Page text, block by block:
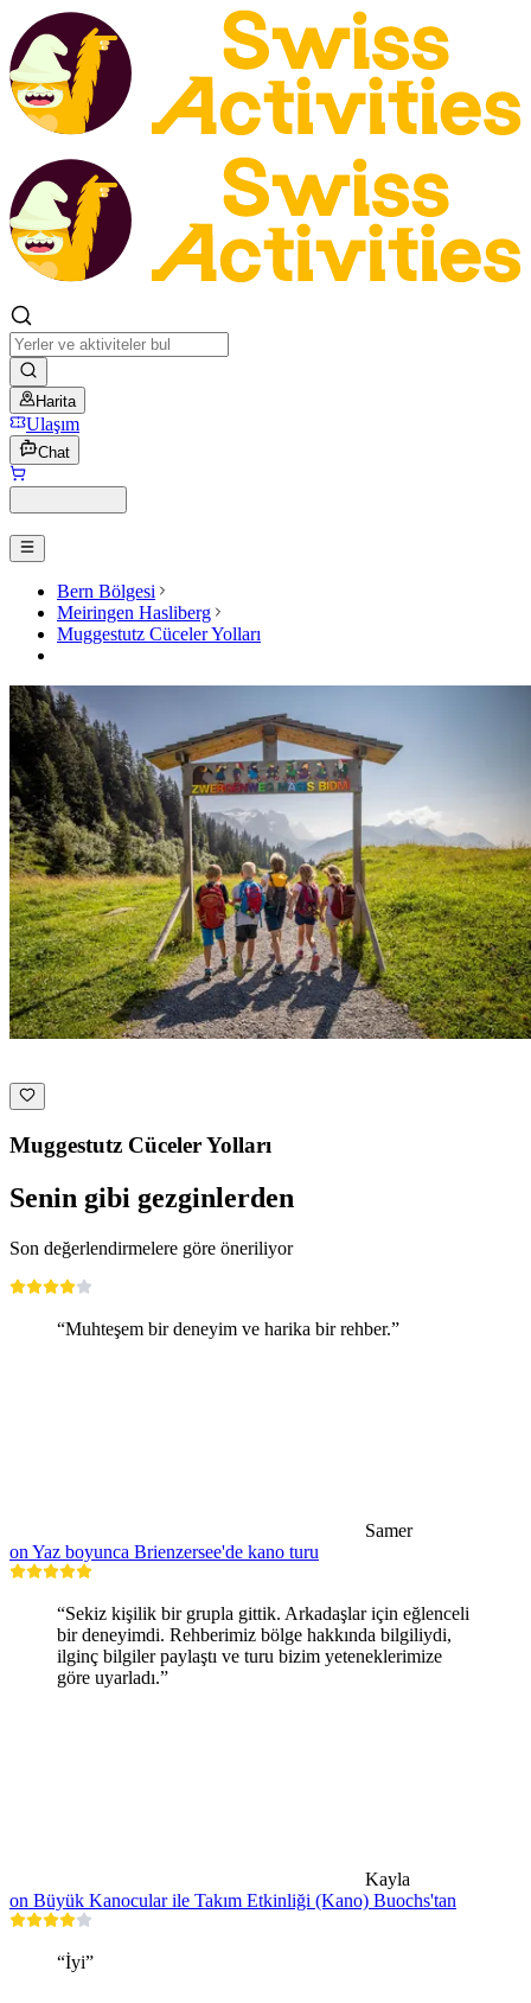
Harita
Ulaşım
Chat
Bern Bölgesi
Meiringen Hasliberg
Muggestutz Cüceler Yolları
Muggestutz Cüceler Yolları
Senin gibi gezginlerden
Son değerlendirmelere göre öneriliyor
“Muhteşem bir deneyim ve harika bir rehber.”
Samer
on Yaz boyunca Brienzersee'de kano turu
“Sekiz kişilik bir grupla gittik. Arkadaşlar için eğlenceli
bir deneyimdi. Rehberimiz bölge hakkında bilgiliydi,
ilginç bilgiler paylaştı ve turu bizim yeteneklerimize
göre uyarladı.”
Kayla
on Büyük Kanocular ile Takım Etkinliği (Kano) Buochs'tan
“İyi”